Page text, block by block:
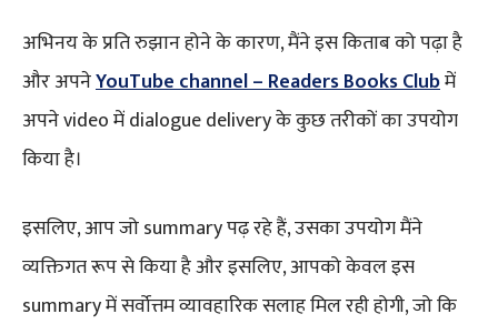
अभिनय के प्रति रुझान होने के कारण, मैंने इस किताब को पढ़ा है
और अपनेYouTube channel – Readers Books Clubमें
अपने video में dialogue delivery के कुछ तरीकों का उपयोग
किया है।
इसलिए, आप जो summary पढ़ रहे हैं, उसका उपयोग मैंने
व्यक्तिगत रूप से किया है और इसलिए, आपको केवल इस
summary में सर्वोत्तम व्यावहारिक सलाह मिल रही होगी, जो कि